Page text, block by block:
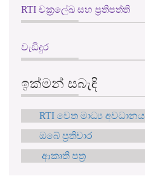
RTI චක්‍රලේඛ සහ ප්‍රතිපත්ති
වැඩිදුර
ඉක්මන් සබැඳි
RTI වෙත මාධ්‍ය අවධානය
ඔබේ ප්‍රතිචාර
ආකෘති පත්‍ර